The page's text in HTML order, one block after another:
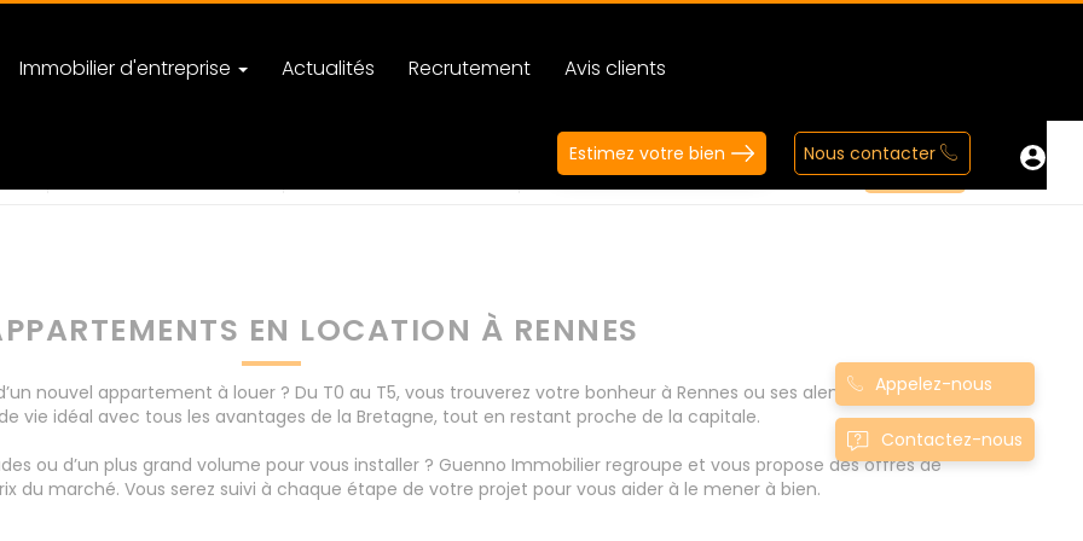
Immobilier d'entreprise Actualités Recrutement Avis clients
Estimez votre bien Nous contacter
EN LOCATION À RENNES
nouvel appartement à louer ? Du T0 au T5, vous trouverez votre bonheur à Rennes ou ses alentours (Le
vie idéal avec tous les avantages de la Bretagne, tout en restant proche de la capitale.
ou d’un plus grand volume pour vous installer ? Guenno Immobilier regroupe et vous propose des offres de
du marché. Vous serez suivi à chaque étape de votre projet pour vous aider à le mener à bien.
Appelez-nous
Contactez-nous